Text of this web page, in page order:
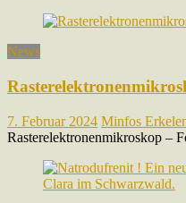
News
7. Februar 2024 Minfos
Rasterelektronenmikroskop –